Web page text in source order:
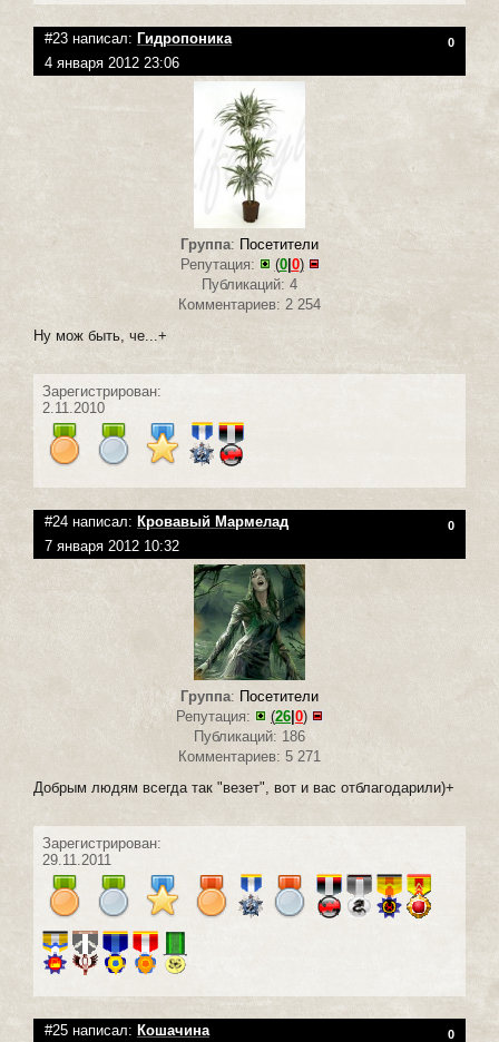
#23 написал: Гидропоника 0
4 января 2012 23:06
Группа: Посетители
Репутация:
(0| 0)
Публикаций: 4
Комментариев: 2 254
Ну мож быть, че...+
Зарегистрирован:
2.11.2010
#24 написал: Кровавый Мармелад 0
7 января 2012 10:32
Группа: Посетители
Репутация:
(26 0)
Публикаций: 186
Комментариев: 5 271
Добрым людям всегда так "везет", вот и вас отблагодарили)+
Зарегистрирован:
29.11.2011
#25 написал: Кошачина 0